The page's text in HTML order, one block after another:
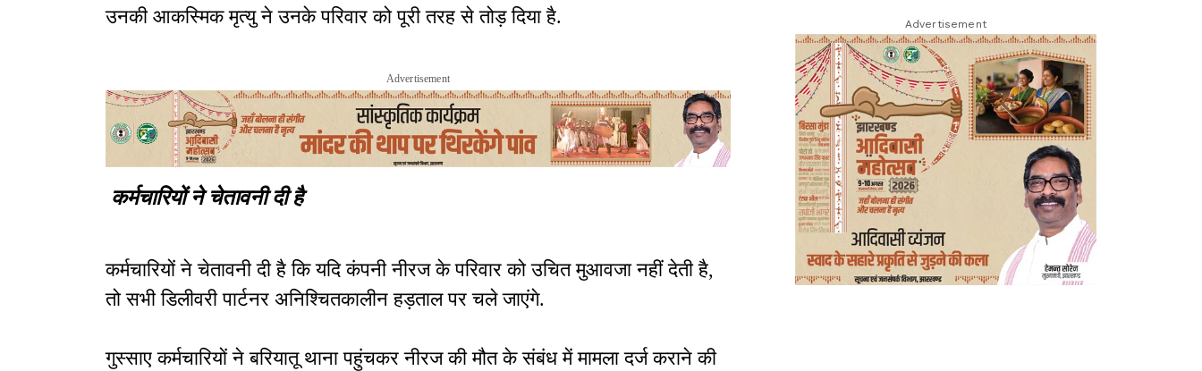
उनकी आकस्मिक मृत्यु ने उनके परिवार को पूरी तरह से तोड़ दिया है.
Advertisement
कर्मचारियों ने चेतावनी दी है
कर्मचारियों ने चेतावनी दी है कि यदि कंपनी नीरज के परिवार को उचित मुआवजा नहीं देती है,
तो सभी डिलीवरी पार्टनर अनिश्चितकालीन हड़ताल पर चले जाएंगे.
गुस्साए कर्मचारियों ने बरियातू थाना पहुंचकर नीरज की मौत के संबंध में मामला दर्ज कराने की
Advertisement